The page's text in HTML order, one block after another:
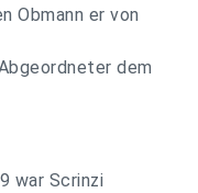
Obmann er von
dem
war Scrinzi